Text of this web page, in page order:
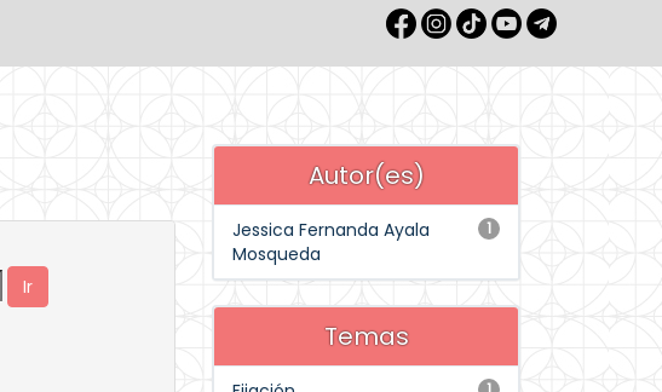
Autor(es)
1
Jessica Fernanda Ayala
Mosqueda
Temas